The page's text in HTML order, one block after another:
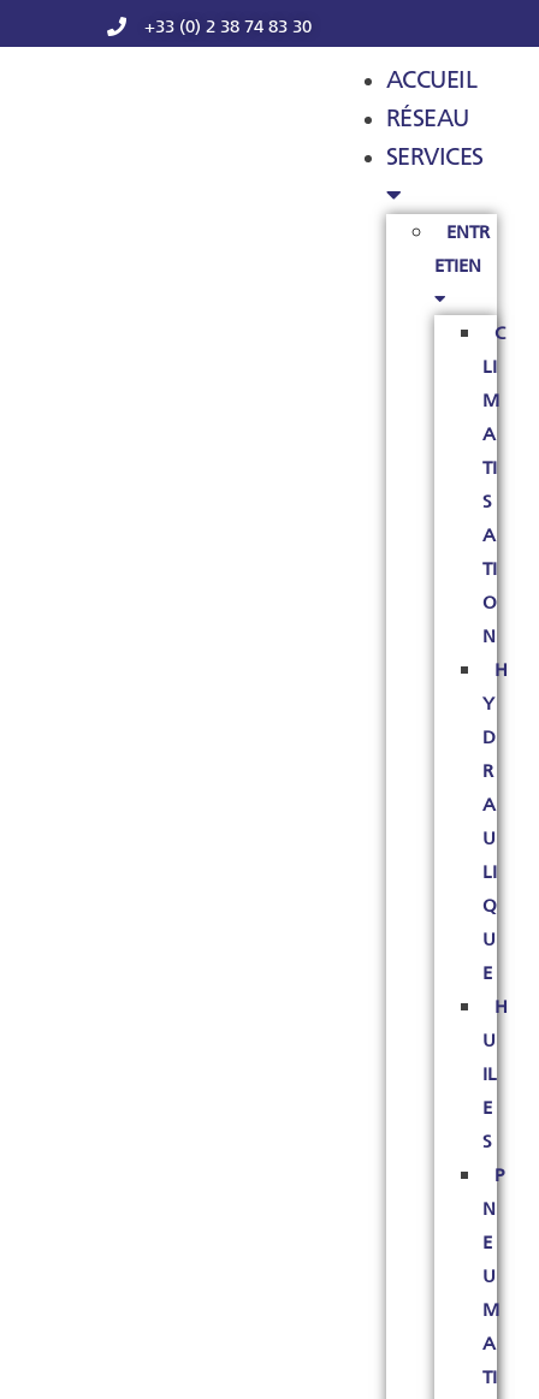
+33 (0) 2 38 74 83 30
ACCUEIL
RÉSEAU
SERVICES
ENTR
ETIEN
C
LI
M
A
TI
S
A
TI
O
N
H
Y
D
R
A
U
LI
Q
U
E
H
U
IL
E
S
P
N
E
U
M
A
TI